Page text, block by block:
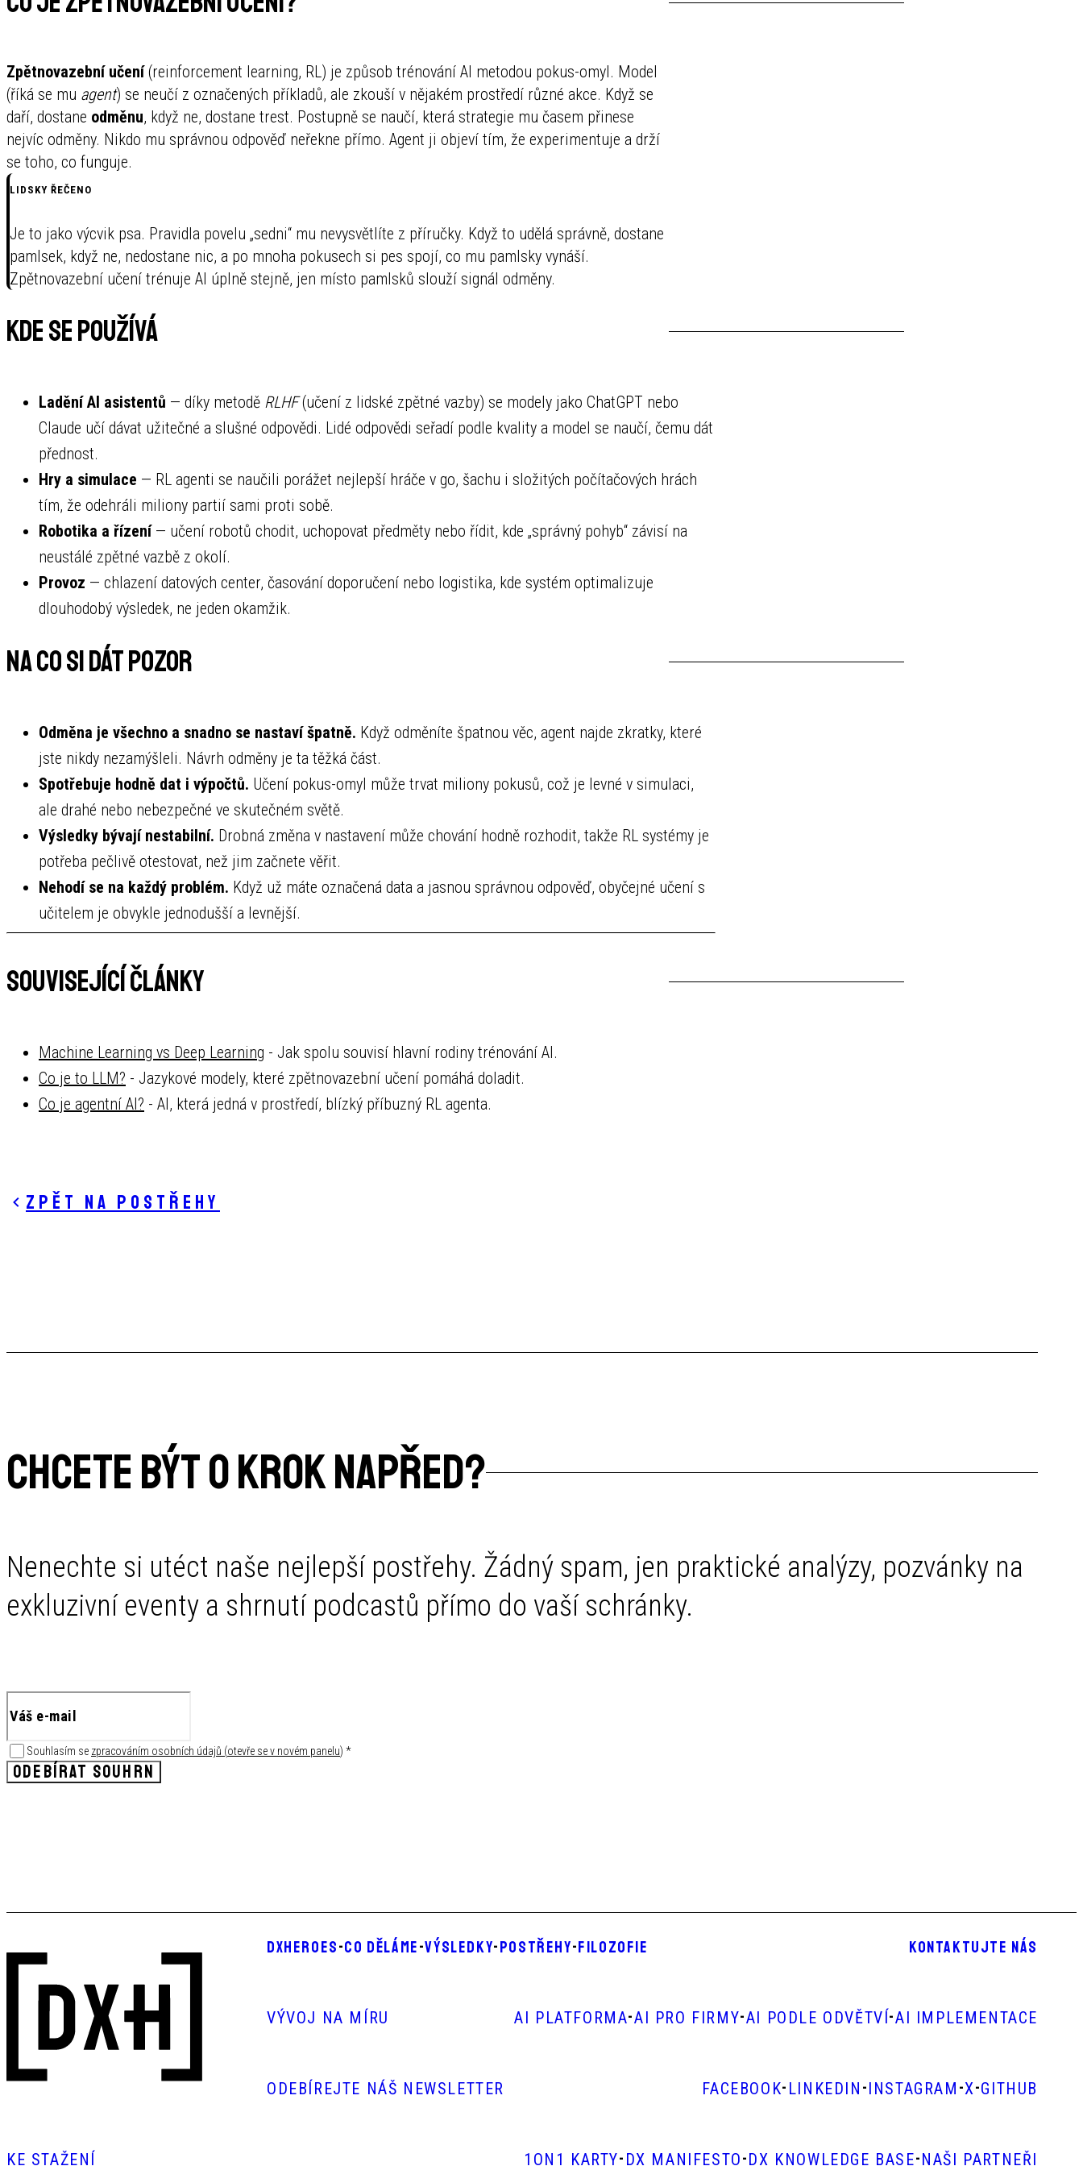
Zpětnovazební učení(reinforcement learning, RL) je způsob trénování AI metodou pokus-omyl. Model
(říká se mu agent) se neučí z označených příkladů, ale zkouší v nějakém prostředí různé akce. Když se
daří, dostane odměnu, když ne, dostane trest. Postupně se naučí, která strategie mu časem přinese
nejvíc odměny. Nikdo mu správnou odpověď neřekne přímo. Agent ji objeví tím, že experimentuje a drží
se toho, co funguje.
LIDSKY ŘEČENO
Je to jako výcvik psa. Pravidla povelu „sedni“ mu nevysvětlíte z příručky. Když to udělá správně, dostane
pamlsek, když ne, nedostane nic, a po mnoha pokusech si pes spojí, co mu pamlsky vynáší.
Zpětnovazební učení trénuje AI úplně stejně, jen místo pamlsků slouží signál odměny.
Kde se používá
Ladění AI asistentů — díky metodě RLHF(učení z lidské zpětné vazby) se modely jako ChatGPT nebo
Claude učí dávat užitečné a slušné odpovědi. Lidé odpovědi seřadí podle kvality a model se naučí, čemu dát
přednost.
Hry a simulace — RL agenti se naučili porážet nejlepší hráče v go, šachu i složitých počítačových hrách
tím, že odehráli miliony partií sami proti sobě.
Robotika a řízení— učení robotů chodit, uchopovat předměty nebo řídit, kde „správný pohyb“ závisí na
neustálé zpětné vazbě z okolí.
Provoz — chlazení datových center, časování doporučení nebo logistika, kde systém optimalizuje
dlouhodobý výsledek, ne jeden okamžik.
Na co si dát pozor
Odměna je všechno a snadno se nastaví špatně. Když odměníte špatnou věc, agent najde zkratky, které
jste nikdy nezamýšleli. Návrh odměny je ta těžká část.
Spotřebuje hodně dat i výpočtů. Učení pokus-omyl může trvat miliony pokusů, což je levné v simulaci,
ale drahé nebo nebezpečné ve skutečném světě.
Výsledky bývají nestabilní. Drobná změna v nastavení může chování hodně rozhodit, takže RL systémy je
potřeba pečlivě otestovat, než jim začnete věřit.
Nehodí se na každý problém. Když už máte označená data a jasnou správnou odpověď, obyčejné učení s
učitelem je obvykle jednodušší a levnější.
Související články
Machine Learning vs Deep Learning - Jak spolu souvisí hlavní rodiny trénování AI.
Co je to LLM? - Jazykové modely, které zpětnovazební učení pomáhá doladit.
Co je agentní AI? - AI, která jedná v prostředí, blízký příbuzný RL agenta.
Zpět na postřehy
CHCETE BÝT O KROK NAPŘED?
Nenechte si utéct naše nejlepší postřehy. Žádný spam, jen praktické analýzy, pozvánky na
exkluzivní eventy a shrnutí podcastů přímo do vaší schránky.
Souhlasím se zpracováním osobních údajů (otevře se v novém panelu) *
ODEBÍRAT SOUHRN
DXHEROES-CO DĚLÁME-VÝSLEDKY-POSTŘEHY-FILOZOFIE KONTAKTUJTE NÁS
VÝVOJ NA MÍRU AI PLATFORMA-AI PRO FIRMY-AI PODLE ODVĚTVÍ-AI IMPLEMENTACE
ODEBÍREJTE NÁŠ NEWSLETTER FACEBOOK- LINKEDIN -INSTAGRAM -X-GITHUB
KE STAŽENÍ 1ON1 KARTY- DX MANIFESTO-DX KNOWLEDGE BASE-NAŠI PARTNEŘI